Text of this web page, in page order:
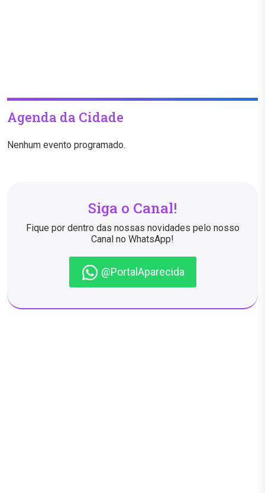
Agenda da Cidade
Nenhum evento programado.
Siga o Canal!
Fique por dentro das nossas novidades pelo nosso
Canal no WhatsApp!
@PortalAparecida